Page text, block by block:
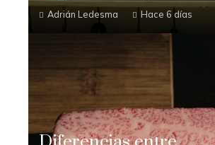
Adrián Ledesma Hace 6 días